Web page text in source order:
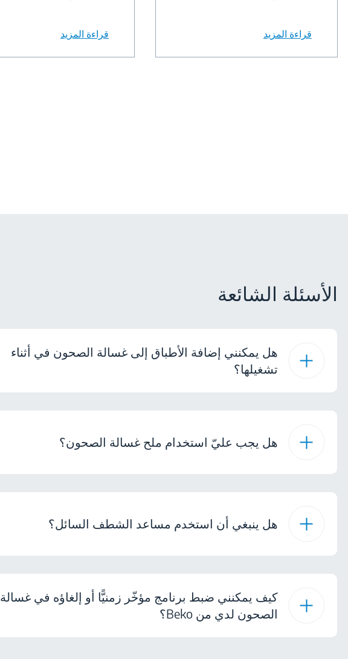
قراءة المزيد قراءة المزيد
الأسئلة الشائعة
هل يمكنني إضافة الأطباق إلى غسالة الصحون في أثناء
تشغيلها؟
هل يجب عليّ استخدام ملح غسالة الصحون؟
هل ينبغي أن استخدم مساعد الشطف السائل؟
كيف يمكنني ضبط برنامج مؤخّر زمنيًّا أو إلغاؤه في غسالة
الصحون لدي من Beko؟